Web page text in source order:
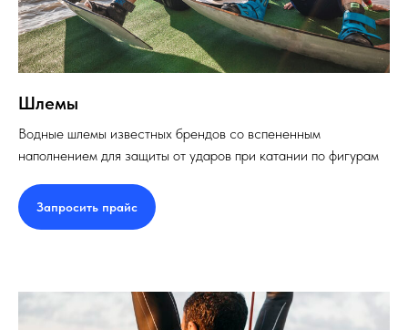
Шлемы
Водные шлемы известных брендов со вспененным
наполнением для защиты от ударов при катании по фигурам
Запросить прайс